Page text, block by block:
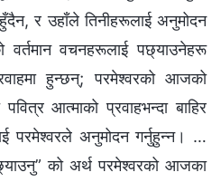
र उहाँले तिनीहरूलाई अनुमोदन
वचनहरूलाई पछ्याउनेहरू
हुन्छन्; परमेश्‍वरको आजको
आत्माको प्रवाहभन्दा बाहिर
परमेश्‍वरले अनुमोदन गर्नुहुन्न। …
को अर्थ परमेश्‍वरको आजका